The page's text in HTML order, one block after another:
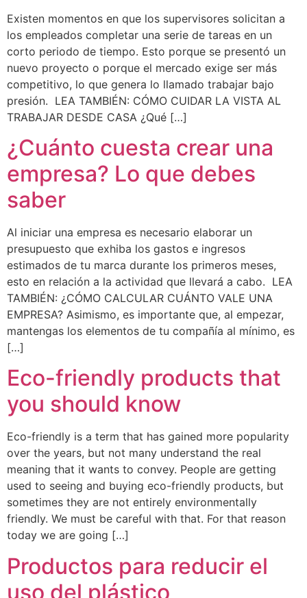
Existen momentos en que los supervisores solicitan a
los empleados completar una serie de tareas en un
corto periodo de tiempo. Esto porque se presentó un
nuevo proyecto o porque el mercado exige ser más
competitivo, lo que genera lo llamado trabajar bajo
presión. LEA TAMBIÉN: CÓMO CUIDAR LA VISTA AL
TRABAJAR DESDE CASA ¿Qué […]
¿Cuánto cuesta crear una
empresa? Lo que debes
saber
Al iniciar una empresa es necesario elaborar un
presupuesto que exhiba los gastos e ingresos
estimados de tu marca durante los primeros meses,
esto en relación a la actividad que llevará a cabo. LEA
TAMBIÉN: ¿CÓMO CALCULAR CUÁNTO VALE UNA
EMPRESA? Asimismo, es importante que, al empezar,
mantengas los elementos de tu compañía al mínimo, es
[…]
Eco-friendly products that
you should know
Eco-friendly is a term that has gained more popularity
over the years, but not many understand the real
meaning that it wants to convey. People are getting
used to seeing and buying eco-friendly products, but
sometimes they are not entirely environmentally
friendly. We must be careful with that. For that reason
today we are going […]
Productos para reducir el
uso del plástico